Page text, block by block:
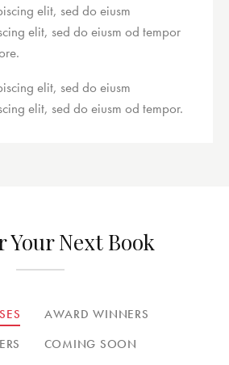
elit, sed do eiusm
elit, sed do eiusm od tempor
elit, sed do eiusm
elit, sed do eiusm od tempor.
Your Next Book
AWARD WINNERS
COMING SOON